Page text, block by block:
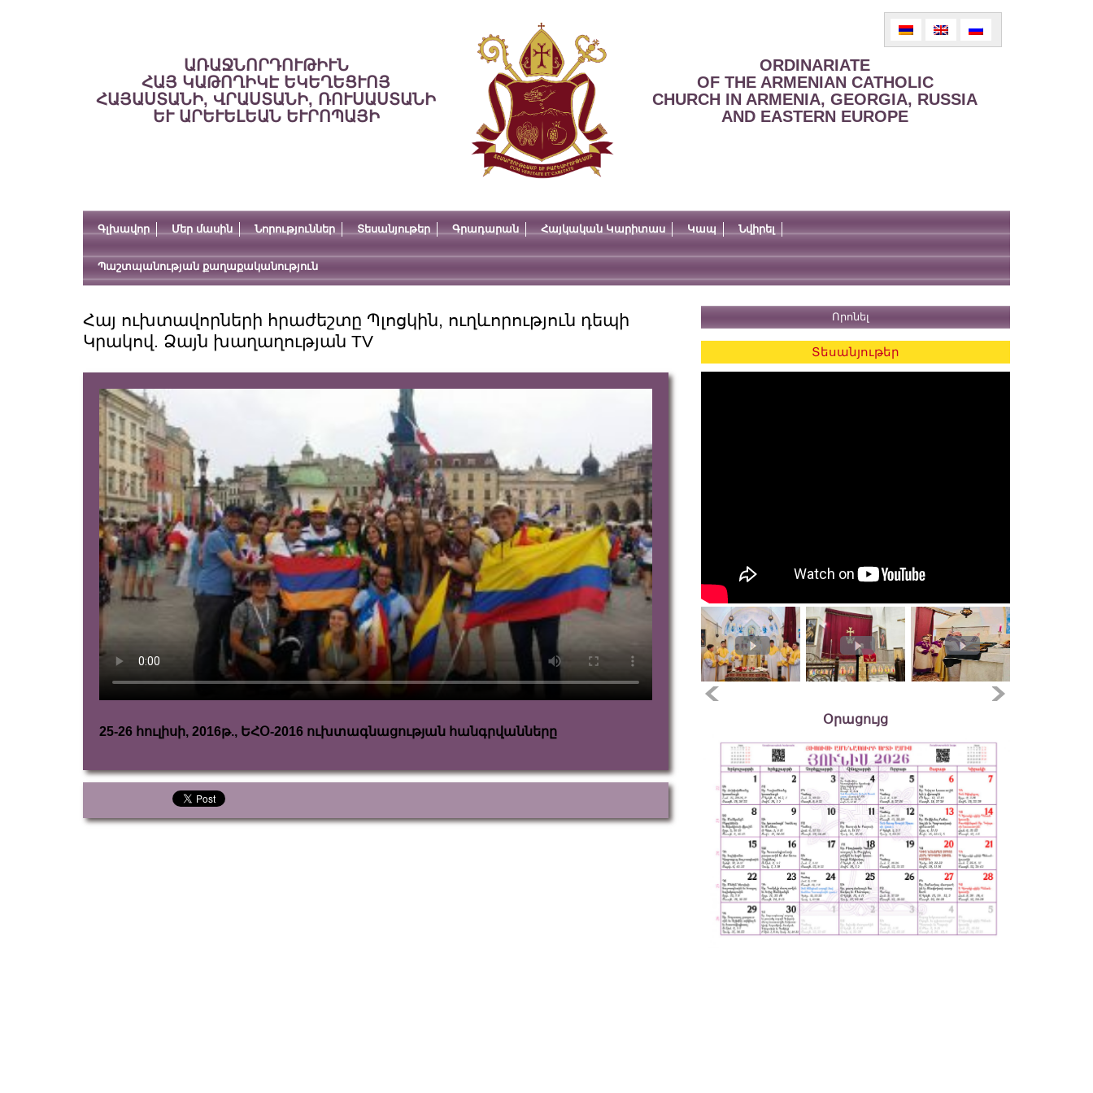
ԱՌԱՋՆՈՐԴՈՒԹԻՒՆ
ՀԱՅ ԿԱԹՈՂԻԿԷ ԵԿԵՂԵՑՒՈՅ
ՀԱՅԱՍՏԱՆԻ, ՎՐԱՍՏԱՆԻ, ՌՈՒՍԱՍՏԱՆԻ
ԵՒ ԱՐԵՒԵԼԵԱՆ ԵՒՐՈՊԱՅԻ
ORDINARIATE
OF THE ARMENIAN CATHOLIC
CHURCH IN ARMENIA, GEORGIA, RUSSIA
AND EASTERN EUROPE
Գլխավոր Մեր մասին Նորություններ Տեսանյութեր Գրադարան Հայկական Կարիտաս Կապ Նվիրել
Պաշտպանության քաղաքականություն
Հայ ուխտավորների հրաժեշտը Պլոցկին, ուղևորություն դեպի
Կրակով. Ձայն խաղաղության TV
25-26 հուլիսի, 2016թ., ԵՀՕ-2016 ուխտագնացության հանգրվանները
Տեսանյութեր
Օրացույց